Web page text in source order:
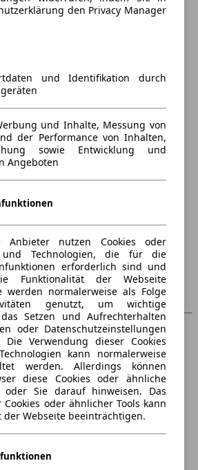
den Privacy Manager
und Identifikation durch
und Inhalte, Messung von
der Performance von Inhalten,
sowie Entwicklung und
Angeboten
Anbieter nutzen Cookies oder
und Technologien, die für die
erforderlich sind und
Funktionalität der Webseite
werden normalerweise als Folge
genutzt, um wichtige
Setzen und Aufrechterhalten
oder Datenschutzeinstellungen
Verwendung dieser Cookies
kann normalerweise
werden. Allerdings können
diese Cookies oder ähnliche
oder Sie darauf hinweisen. Das
Cookies oder ähnlicher Tools kann
Webseite beeinträchtigen.